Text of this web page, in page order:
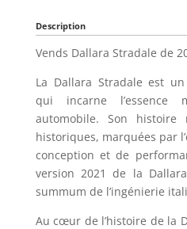
Description
Vends Dallara Stradale de
La Dallara Stradale est
qui incarne l’essence
automobile. Son histoire
historiques, marquées par
conception et de
version 2021 de la
summum de l’ingénierie
Au cœur de l’histoire de la